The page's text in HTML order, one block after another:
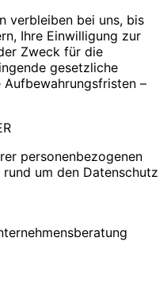
verbleiben bei uns, bis
Ihre Einwilligung zur
Zweck für die
gesetzliche
Aufbewahrungsfristen –
personenbezogenen
um den Datenschutz